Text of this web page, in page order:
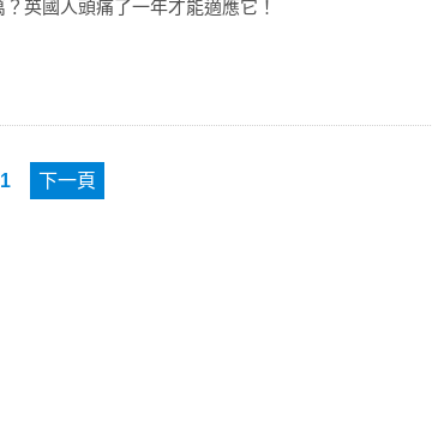
英國人頭痛了一年才能適應它！
1 下一頁